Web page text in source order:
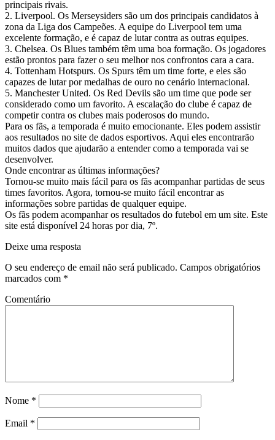
principais rivais.
2. Liverpool. Os Merseysiders são um dos principais candidatos à
zona da Liga dos Campeões. A equipe do Liverpool tem uma
excelente formação, e é capaz de lutar contra as outras equipes.
3. Chelsea. Os Blues também têm uma boa formação. Os jogadores
estão prontos para fazer o seu melhor nos confrontos cara a cara.
4. Tottenham Hotspurs. Os Spurs têm um time forte, e eles são
capazes de lutar por medalhas de ouro no cenário internacional.
5. Manchester United. Os Red Devils são um time que pode ser
considerado como um favorito. A escalação do clube é capaz de
competir contra os clubes mais poderosos do mundo.
Para os fãs, a temporada é muito emocionante. Eles podem assistir
aos resultados no site de dados esportivos. Aqui eles encontrarão
muitos dados que ajudarão a entender como a temporada vai se
desenvolver.
Onde encontrar as últimas informações?
Tornou-se muito mais fácil para os fãs acompanhar partidas de seus
times favoritos. Agora, tornou-se muito fácil encontrar as
informações sobre partidas de qualquer equipe.
Os fãs podem acompanhar os resultados do futebol em um site. Este
site está disponível 24 horas por dia, 7º.
Deixe uma resposta
O seu endereço de email não será publicado. Campos obrigatórios
marcados com *
Comentário
Nome *
Email *